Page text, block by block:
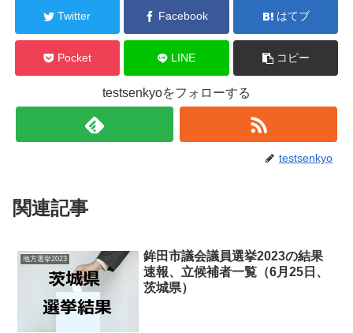
Twitter Facebook はてブ
Pocket LINE コピー
testsenkyoをフォローする
testsenkyo
関連記事
地方選挙2023
鉾田市議会議員選挙2023の結果
速報、立候補者一覧（6月25日、
茨城県）